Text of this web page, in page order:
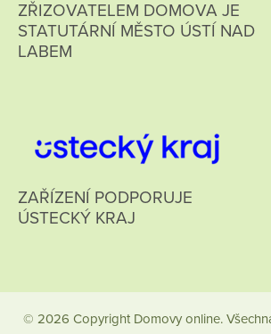
ZŘIZOVATELEM DOMOVA JE
STATUTÁRNÍ MĚSTO ÚSTÍ NAD
LABEM
ZAŘÍZENÍ PODPORUJE
ÚSTECKÝ KRAJ
© 2026 Copyright Domovy online.